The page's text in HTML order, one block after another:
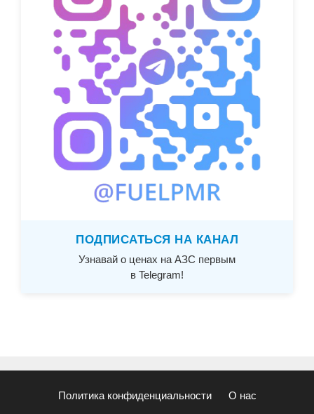
ПОДПИСАТЬСЯ НА КАНАЛ
Узнавай о ценах на АЗС первым
в Telegram!
Политика конфиденциальности О нас